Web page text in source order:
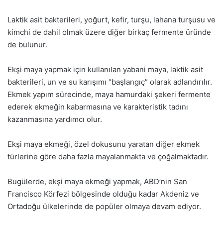
Laktik asit bakterileri, yoğurt, kefir, turşu, lahana turşusu ve
kimchi de dahil olmak üzere diğer birkaç fermente üründe
de bulunur.
Ekşi maya yapmak için kullanılan yabani maya, laktik asit
bakterileri, un ve su karışımı “başlangıç” olarak adlandırılır.
Ekmek yapım sürecinde, maya hamurdaki şekeri fermente
ederek ekmeğin kabarmasına ve karakteristik tadını
kazanmasına yardımcı olur.
Ekşi maya ekmeği, özel dokusunu yaratan diğer ekmek
türlerine göre daha fazla mayalanmakta ve çoğalmaktadır.
Bugülerde, ekşi maya ekmeği yapmak, ABD’nin San
Francisco Körfezi bölgesinde olduğu kadar Akdeniz ve
Ortadoğu ülkelerinde de popüler olmaya devam ediyor.